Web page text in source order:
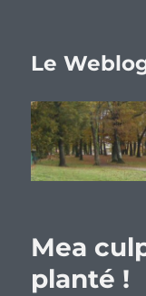
Le
Mea
planté !